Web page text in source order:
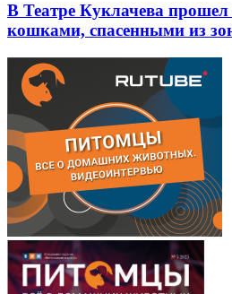
В Театре Куклачева прошел
кошками, спасенными из